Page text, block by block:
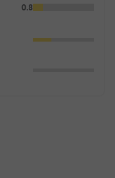
0.8